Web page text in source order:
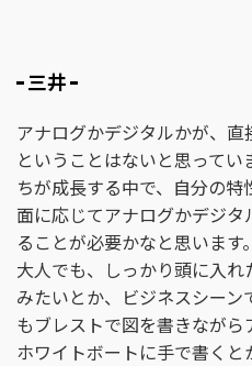
三井
アナログかデジタルかが、
ということはないと思って
ちが成長する中で、自分の
面に応じてアナログかデジ
ることが必要かなと思います。
大人でも、しっかり頭に入
みたいとか、ビジネスシー
もブレストで図を書きなが
ホワイトボートに手で書く